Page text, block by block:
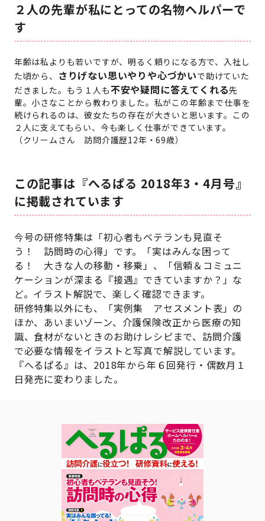
２人の先輩が私にとっての名物ヘルパーで
す
年齢は私よりも若いですが、明るく頼りになる方で、入社し
た頃から、 さりげない思いやりや心づかいで助けていた
だきました。もう１人も不安や疑問に答えてくれる先
輩。小さなことから教わりました。私がこの年齢まで仕事を
続けられるのは、彼女たちの存在が大きいと思います。この
２人に支えてもらい、今も楽しく仕事ができています。
（クリームさん 訪問介護歴12年・69歳）
この記事は『へるぱる 2018年3・4月号』
に掲載されています
今号の研修特集は「初心者もベテランも見直そ
う！ 訪問時の心得」です。「実はみんな困って
る！ 大きな人の移動・移乗」、「信頼＆コミュニ
ケーションが深まる『接遇』できていますか？」な
ど。イラスト解説で、楽しく確認できます。
研修特集以外にも、「実例集 アセスメント表」の
ほか、あいまいゾーン、介護保険改正から医療の知
識、食材がないときのお助けレシピまで、訪問介護
で必要な情報をイラストと写真で解説しています。
『へるぱる』は、2018年から年６回発行・偶数月１
日発売に変わりました。